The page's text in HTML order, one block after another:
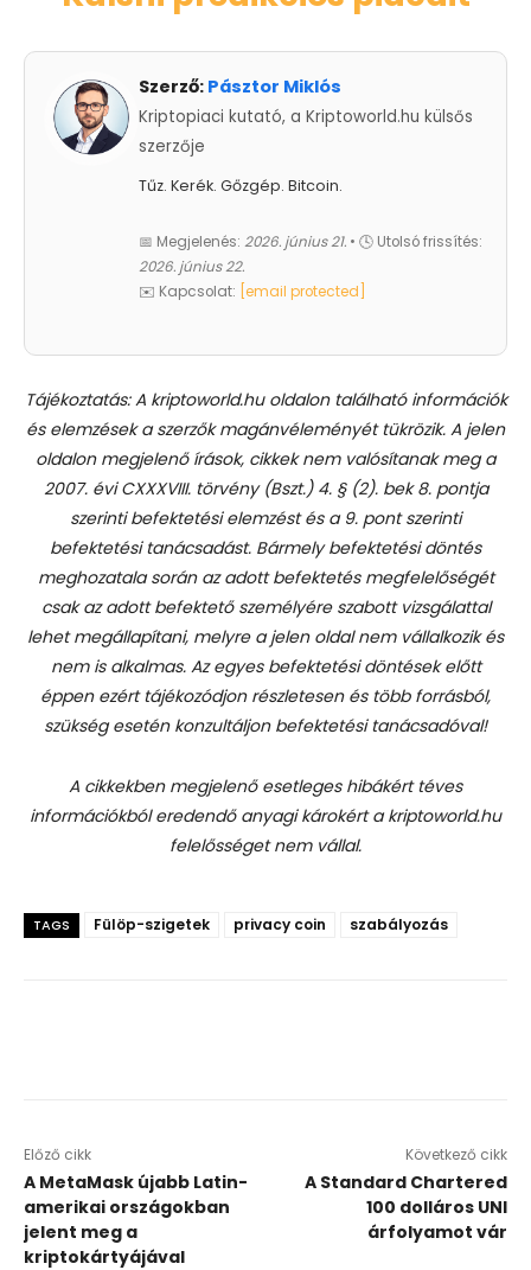
Szerző: Pásztor Miklós
Kriptopiaci kutató, a Kriptoworld.hu külsős
szerzője
Tűz. Kerék. Gőzgép. Bitcoin.
📅 Megjelenés: 2026. június 21. • 🕓 Utolsó frissítés:
2026. június 22.
✉️ Kapcsolat:
[email protected]
Tájékoztatás: A kriptoworld.hu oldalon található információk
és elemzések a szerzők magánvéleményét tükrözik. A jelen
oldalon megjelenő írások, cikkek nem valósítanak meg a
2007. évi CXXXVIII. törvény (Bszt.) 4. § (2). bek 8. pontja
szerinti befektetési elemzést és a 9. pont szerinti
befektetési tanácsadást. Bármely befektetési döntés
meghozatala során az adott befektetés megfelelőségét
csak az adott befektető személyére szabott vizsgálattal
lehet megállapítani, melyre a jelen oldal nem vállalkozik és
nem is alkalmas. Az egyes befektetési döntések előtt
éppen ezért tájékozódjon részletesen és több forrásból,
szükség esetén konzultáljon befektetési tanácsadóval!
A cikkekben megjelenő esetleges hibákért téves
információkból eredendő anyagi károkért a kriptoworld.hu
felelősséget nem vállal.
TAGS Fülöp-szigetek privacy coin szabályozás
Előző cikk
A MetaMask újabb Latin-
amerikai országokban
jelent meg a
kriptokártyájával
Következő cikk
A Standard Chartered
100 dolláros UNI
árfolyamot vár